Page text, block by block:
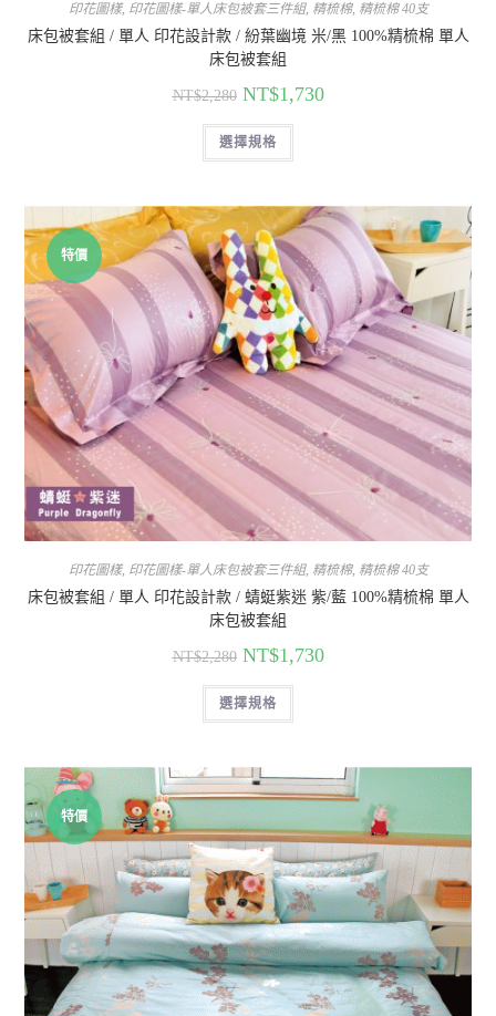
印花圖樣, 印花圖樣-單人床包被套三件組, 精梳棉, 精梳棉 40支
床包被套組 / 單人 印花設計款 / 紛葉幽境 米/黑 100%精梳棉 單人
床包被套組
NT$2,280 NT$1,730
選擇規格
特價
印花圖樣, 印花圖樣-單人床包被套三件組, 精梳棉, 精梳棉 40支
床包被套組 / 單人 印花設計款 / 蜻蜓紫迷 紫/藍 100%精梳棉 單人
床包被套組
NT$2,280 NT$1,730
選擇規格
特價